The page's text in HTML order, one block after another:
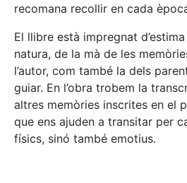
recomana recollir en cada
El llibre està impregnat
natura, de la mà de les
l’autor, com també la dels
guiar. En l’obra trobem la
altres memòries inscrites en el
que ens ajuden a transitar per
físics, sinó també emotius.